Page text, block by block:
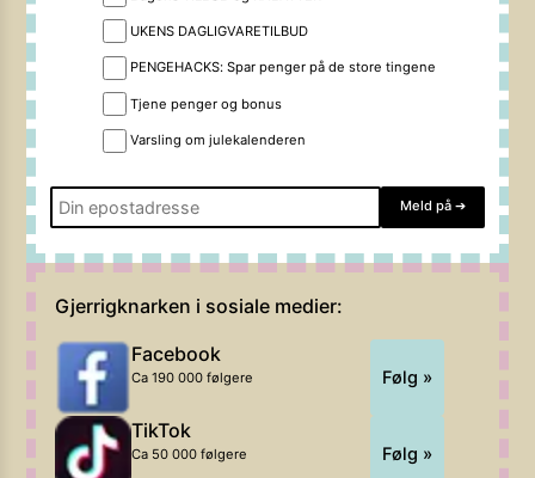
UKENS DAGLIGVARETILBUD
PENGEHACKS: Spar penger på de store tingene
Tjene penger og bonus
Varsling om julekalenderen
Meld på ➔
Gjerrigknarken i sosiale medier:
Facebook
Ca 190 000 følgere Følg »
TikTok
Ca 50 000 følgere Følg »